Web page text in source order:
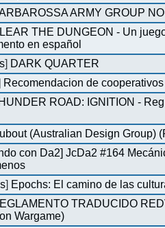
ARMY GROUP
THE DUNGEON - Un
en español
] DARK QUARTER
Recomendacion de
ROAD: IGNITION -
(Australian Design Group)
con Da2] JcDa2 #164
] Epochs: El camino de las
TRADUCIDO
Wargame)